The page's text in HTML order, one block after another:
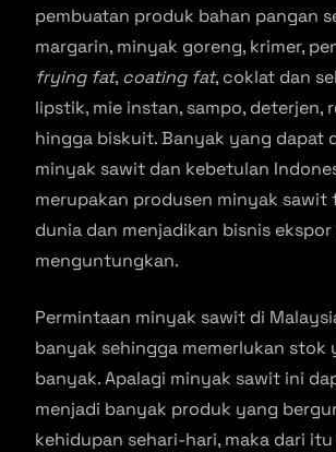
pembuatan produk bahan pangan
margarin, minyak goreng, krimer,
frying fat, coating fat, coklat dan
lipstik, mie instan, sampo, deterjen,
hingga biskuit. Banyak yang dapat
minyak sawit dan kebetulan
merupakan produsen minyak sawit
dunia dan menjadikan bisnis
menguntungkan.
Permintaan minyak sawit di
banyak sehingga memerlukan stok
banyak. Apalagi minyak sawit ini
menjadi banyak produk yang
kehidupan sehari-hari, maka dari